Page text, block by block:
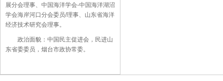
展分会理事、中国海洋学会-中国海洋湖沼
学会海岸河口分会委员/理事、山东省海洋
经济技术研究会理事。
政治面貌：中国民主促进会，民进山
东省委委员，烟台市政协常委。